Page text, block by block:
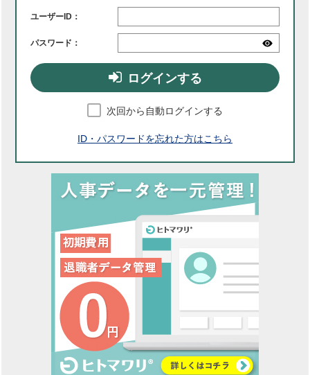
ユーザーID：
パスワード：
ログインする
次回から自動ログインする
ID・パスワードを忘れた方はこちら